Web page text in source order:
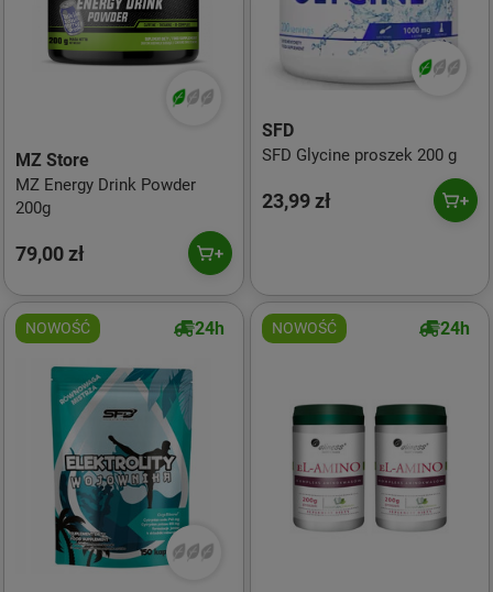
MZ Store
MZ Energy Drink Powder
200g
79,00 zł
SFD
SFD Glycine proszek 200 g
23,99 zł
NOWOŚĆ 24h NOWOŚĆ 24h